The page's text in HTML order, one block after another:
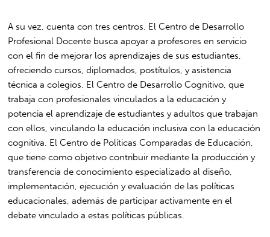
A su vez, cuenta con tres centros. El Centro de Desarrollo
Profesional Docente busca apoyar a profesores en servicio
con el fin de mejorar los aprendizajes de sus estudiantes,
ofreciendo cursos, diplomados, postítulos, y asistencia
técnica a colegios. El Centro de Desarrollo Cognitivo, que
trabaja con profesionales vinculados a la educación y
potencia el aprendizaje de estudiantes y adultos que trabajan
con ellos, vinculando la educación inclusiva con la educación
cognitiva. El Centro de Políticas Comparadas de Educación,
que tiene como objetivo contribuir mediante la producción y
transferencia de conocimiento especializado al diseño,
implementación, ejecución y evaluación de las políticas
educacionales, además de participar activamente en el
debate vinculado a estas políticas públicas.